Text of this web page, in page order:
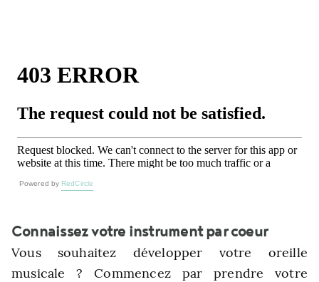
Powered by RedCircle
Connaissez votre instrument par coeur
Vous souhaitez développer votre oreille
musicale ? Commencez par prendre votre